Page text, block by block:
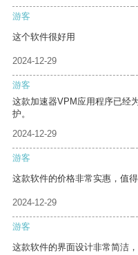
游客
这个软件很好用
2024-12-29
游客
这款加速器VPM应用程序已经
护。
2024-12-29
游客
这款软件的价格非常实惠，值得
2024-12-29
游客
这款软件的界面设计非常简洁，